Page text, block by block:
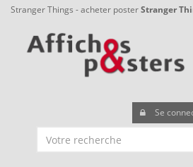
Stranger Things - acheter posterStranger
Se